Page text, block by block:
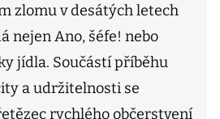
zlomu v desátých letech
nejen Ano, šéfe! nebo
jídla. Součástí příběhu
a udržitelnosti se
rychlého občerstvení